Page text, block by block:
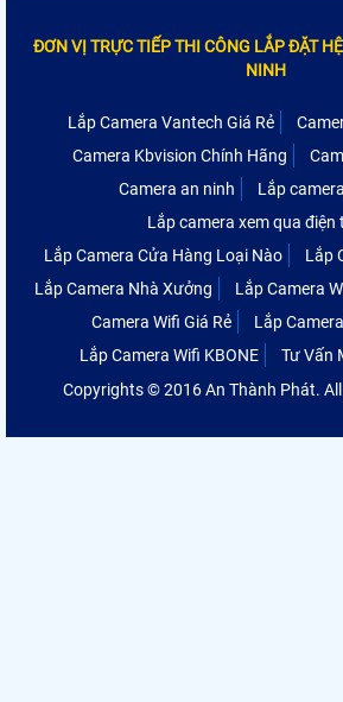
ĐƠN VỊ TRỰC TIẾP THI CÔNG LẮP ĐẶT
NINH
Lắp Camera Vantech Giá Rẻ
Camera Kbvision Chính Hãng
Camera an ninh
Lắp
Lắp camera xem qua điện
Lắp Camera Cửa Hàng Loại Nào
Lắp
Lắp Camera Nhà Xưởng
Lắp Camera
Camera Wifi Giá Rẻ
Lắp
Lắp Camera Wifi KBONE
Tư Vấn
Copyrights © 2016 An Thành Phát.